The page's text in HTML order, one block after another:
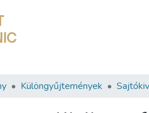
Különgyűjtemények